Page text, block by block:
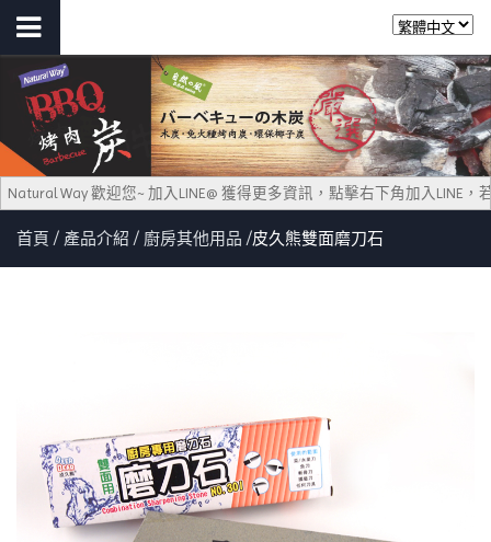
Way 歡迎您~ 加入LINE@ 獲得更多資訊，點擊右下角加入LINE，
首頁 產品介紹 廚房其他用品 皮久熊雙面磨刀石